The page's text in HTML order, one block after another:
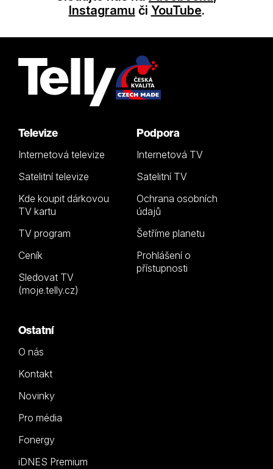
Instagramu či YouTube.
Televize
Internetová televize
Satelitní televize
Kde koupit dárkovou
TV kartu
TV program
Ceník
Sledovat TV
(moje.telly.cz)
Podpora
Internetová TV
Satelitní TV
Ochrana osobních
údajů
Šetříme planetu
Prohlášení o
přístupnosti
Ostatní
O nás
Kontakt
Novinky
Pro média
Fonergy
iDNES Premium